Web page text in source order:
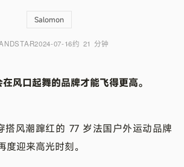
Salomon
2024-07-16约 21 分钟
风口起舞的品牌才能飞得更高。
搭风潮蹿红的 77 岁法国户外运动品牌
迎来高光时刻。